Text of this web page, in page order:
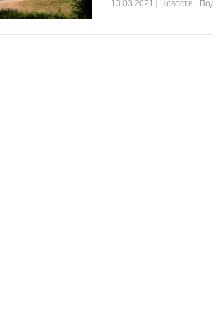
13.03.2021 Новости